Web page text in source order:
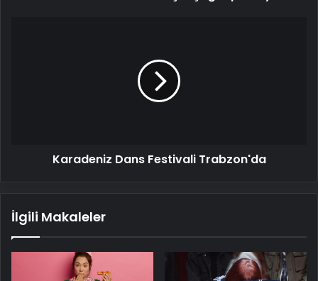
Karadeniz Dans Festivali Trabzon'da
İlgili Makaleler